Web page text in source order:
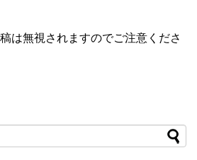
は無視されますのでご注意くださ